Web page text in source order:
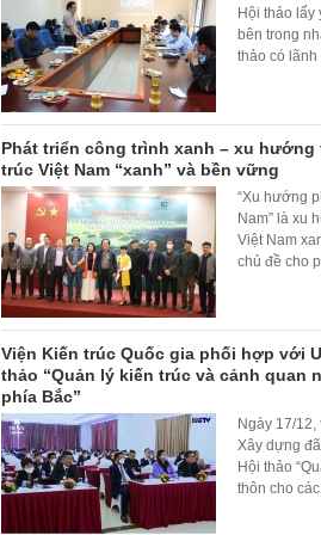
Hội thảo
bên trong
thảo có lãnh
Phát triển công trình xanh – xu
trúc Việt Nam “xanh” và bền vững
“Xu hướng
Nam” là xu
Việt Nam
chủ đề cho
Viện Kiến trúc Quốc gia phối hợp với
thảo “Quản lý kiến trúc và cảnh
phía Bắc”
Ngày 17/
Xây dựng
Hội thảo
thôn cho